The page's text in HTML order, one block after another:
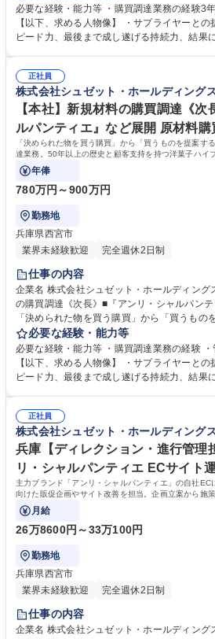
ドの商品開発における材料の提案及び調達業務です。 商品発
資材のスケジュール管理、供給量等の調整業
を行います。ご自身がお取引先様と連動し、
る他部門との調整 ■課内マネジメント・メンバー育成 募集職種
新規材料の購買調達＜課長＞■『アンリ・シャ
必要な経験・能力等 ・購買調達業務の経験3
【以下、求める人物像】 ・サプライヤーとの折衝経験をお持ちの方 ・ス
ピード力、最後まで成し遂げる持続力、結果
大学院 大学 語学力： 資格：
正社員
株式会社シュゼット・ホールディング
【本社】新規材料の購買調達《次
ルパンティエ』など展開 原材料購
「決められた物を買う購買」から「買うものを提案す
達業務。50年以上の歴史と顧客支持を持つ洋菓子ハイ
の提案及び調達業務をご担当いただきます。
年俸
780万円～900万円
勤務地
兵庫県西宮市
業界未経験歓迎
完全週休2日制
仕事の内容
企業名 株式会社シュゼット・ホールディングス 求人名 【本社】新規材
の購買調達《次長》■『アンリ・シャルパンティエ』
「決められた物を買う購買」から「買うもの
料の提案、調達業務。50年以上の歴史と顧客
ドの商品開発における材料の提案及び調達業務
品発売に向けての資材のスケジュール管理、
先様への交渉業務を行います。ご自身がお取
る資材提案 ■お取引先様への各種交渉 ■商品
■資材調達に関わる他部門との調整 ■課内マネ
集職種 【本社】新規材料の購買調達《次長》
エ』など展開
必要な経験・能力等
必要な経験・能力等 ・購買調達業務の経験 ・
【以下、求める人物像】 ・サプライヤーとの折衝経験をお持ちの方 ・ス
ピード力、最後まで成し遂げる持続力、結果
大学院 大学 語学力： 資格：
正社員
株式会社シュゼット・ホールディング
兵庫【ディレクション・進行管理
リ・シャルパンティエ ECサイト
主力ブランド「アンリ・シャルパンティエ」の自社EC
向けた販促企画やサイト改善を担当。企画立案から施
業成長を推進するポジションです。
月給
26万8600円～33万100円
勤務地
兵庫県西宮市
業界未経験歓迎
完全週休2日制
仕事の内容
企業名 株式会社シュゼット・ホールディングス 求人名 兵庫【ディレク